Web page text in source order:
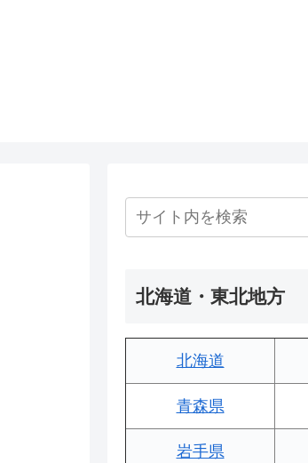
北海道・東北地方
北海道
青森県
岩手県